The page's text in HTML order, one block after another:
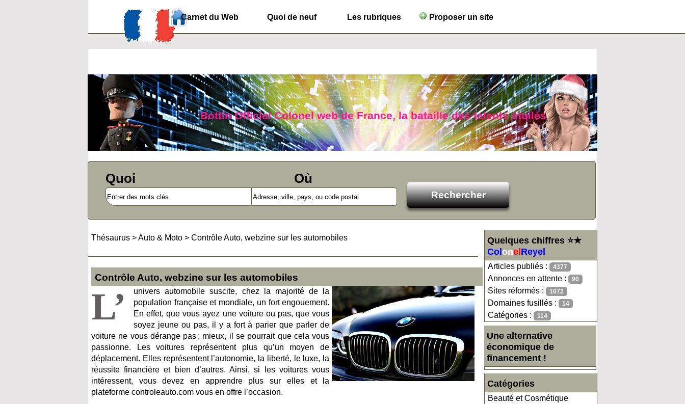
Carnet du Web Quoi de neuf Les rubriques Proposer un site
Bottin Officiel Colonel web de France, la bataille des talents étoilés
Quoi Où
Quelques chiffres ⭐★
Col onel Reyel
Articles publiés : 4377
Annonces en attente : 90
Sites réformés : 1072
Domaines fusillés : 14
Catégories : 114
Une alternative
économique de
financement !
Catégories
Beauté et Cosmétique
Thésaurus >Auto & Moto > Contrôle Auto, webzine sur les automobiles
Contrôle Auto, webzine sur les automobiles
L’
univers automobile suscite, chez la majorité de la
population française et mondiale, un fort engouement.
En effet, que vous ayez une voiture ou pas, que vous
soyez jeune ou pas, il y a fort à parier que parler de
voiture ne vous dérange pas ; mieux, il se pourrait que cela vous
passionne. Les voitures représentent plus qu’un moyen de
déplacement. Elles représentent l’autonomie, la liberté, le luxe, la
réussite financière et bien d’autres. Ainsi, si les voitures vous
intéressent, vous devez en apprendre plus sur elles et la
plateforme controleauto.com vous en offre l’occasion.